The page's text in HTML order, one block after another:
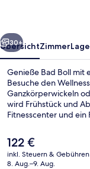
Weiter
30+
ÜbersichtZimmerLage
Genieße Bad Boll mit
Besuche den
Ganzkörperwickeln
wird Frühstück und
Fitnesscenter und
Der
aktuelle
Preis
122 €
inkl. Steuern & Gebühren
8. Aug.–9. Aug.